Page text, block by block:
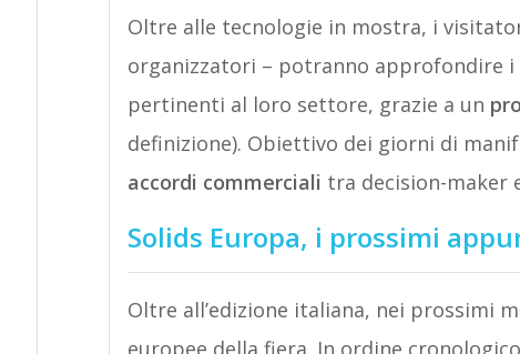
Oltre alle tecnologie in mostra, i
organizzatori – potranno approfondire
pertinenti al loro settore, grazie a un
definizione). Obiettivo dei giorni di
accordi commerciali tra decision-maker
Solids Europa, i prossimi
Oltre all’edizione italiana, nei prossimi
europee della fiera. In ordine